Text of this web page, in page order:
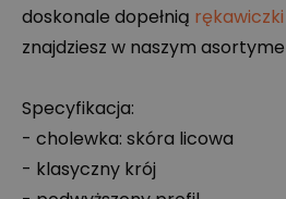
doskonale dopełnią rękawiczki
znajdziesz w naszym
Specyfikacja:
- cholewka: skóra licowa
- klasyczny krój